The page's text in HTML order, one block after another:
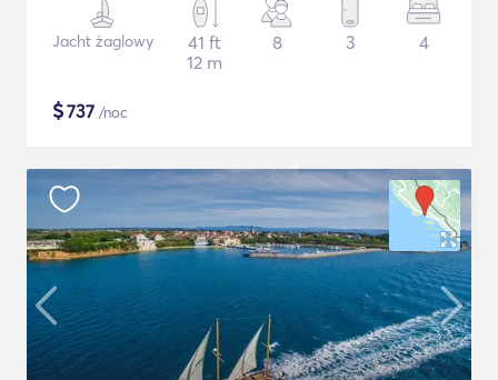
Jacht żaglowy
41 ft
12 m
8 3 4
$737 /noc